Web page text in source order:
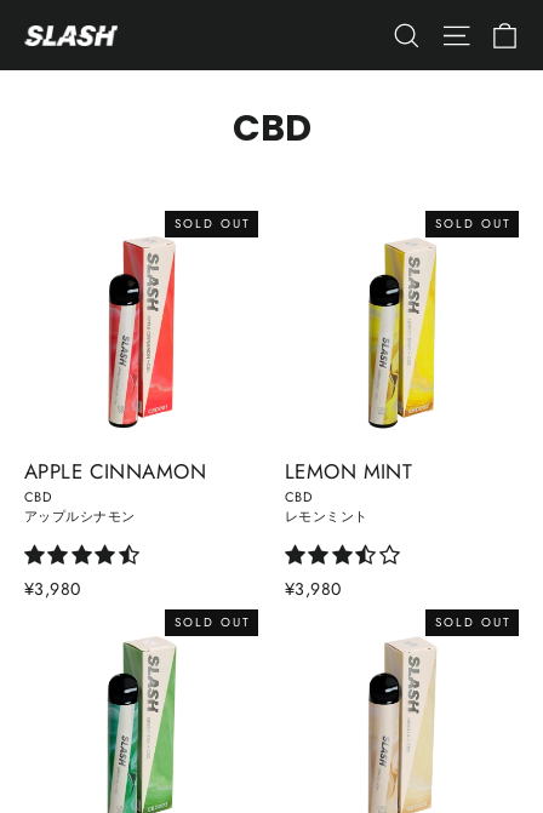
検索 ナビ
CBD
SOLD OUT
APPLE CINNAMON
CBD
アップルシナモン
¥3,980
SOLD OUT
LEMON MINT
CBD
レモンミント
¥3,980
SOLD OUT SOLD OUT